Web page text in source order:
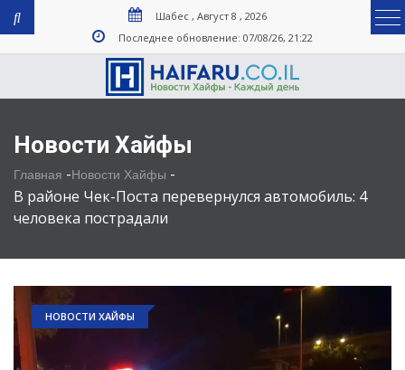
Шабес , Август 8 , 2026
Последнее обновление: 07/08/26, 21:22
Новости Хайфы
Главная -Новости Хайфы -
В районе Чек-Поста перевернулся автомобиль: 4
человека пострадали
НОВОСТИ ХАЙФЫ